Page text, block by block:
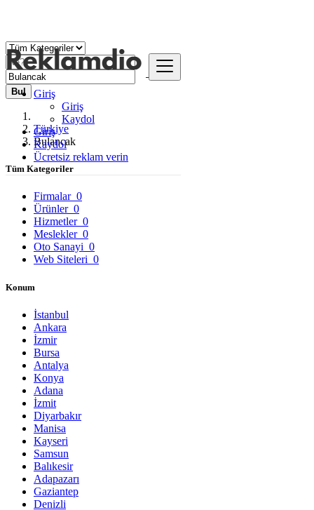
Giriş
Giriş
Kaydol
Giriş
Kaydol
Ücretsiz reklam verin
Bul
Türkiye
Bulancak
Tüm Kategoriler
Firmalar 0
Ürünler 0
Hizmetler 0
Meslekler 0
Oto Sanayi 0
Web Siteleri 0
Konum
İstanbul
Ankara
İzmir
Bursa
Antalya
Konya
Adana
İzmit
Diyarbakır
Manisa
Kayseri
Samsun
Balıkesir
Adapazarı
Gaziantep
Denizli